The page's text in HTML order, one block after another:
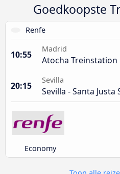
Goedkoopste
Renfe
10:55
Madrid
Atocha Treinstation
20:15
Sevilla
Sevilla - Santa Justa
Economy